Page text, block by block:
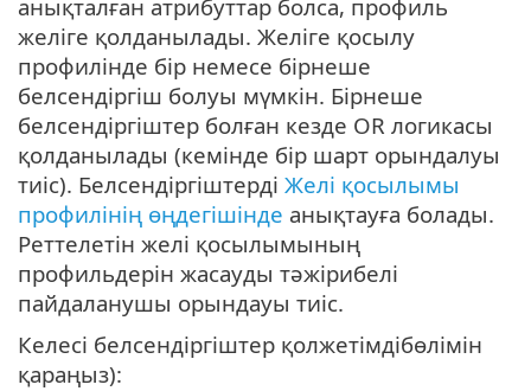
анықталған атрибуттар болса, профиль
желіге қолданылады. Желіге қосылу
профилінде бір немесе бірнеше
белсендіргіш болуы мүмкін. Бірнеше
белсендіргіштер болған кезде OR логикасы
қолданылады (кемінде бір шарт орындалуы
тиіс). Белсендіргіштерді Желі қосылымы
профилінің өңдегішінде анықтауға болады.
Реттелетін желі қосылымының
профильдерін жасауды тәжірибелі
пайдаланушы орындауы тиіс.
Келесі белсендіргіштер қолжетімдібөлімін
қараңыз):